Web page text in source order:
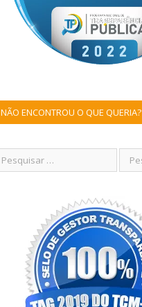
NÃO ENCONTROU O QUE QUERIA?